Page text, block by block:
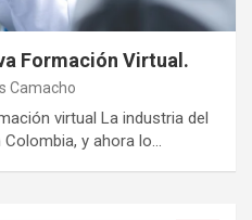
Formación Virtual.
Camacho
virtual La industria del
y ahora lo…